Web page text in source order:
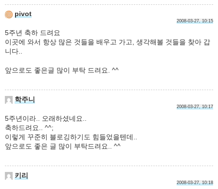
pivot
2008-03-27, 10:15
5주년 축하 드려요
이곳에 와서 항상 많은 것들을 배우고 가고, 생각해볼 것들을 찾아 갑
니다..
앞으로도 좋은글 많이 부탁 드려요. ^^
학주니
2008-03-27, 10:17
5주년이라.. 오래하셨네요..
축하드려요.. ^^;
이렇게 꾸준히 블로깅하기도 힘들었을텐데..
앞으로도 좋은 글 많이 부탁드려요.. ^^
키리
2008-03-27, 10:18